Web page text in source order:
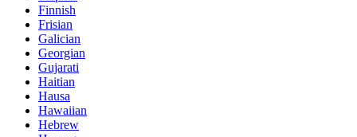
Finnish
Frisian
Galician
Georgian
Gujarati
Haitian
Hausa
Hawaiian
Hebrew